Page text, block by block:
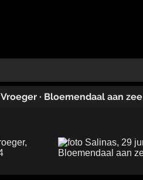
Vroeger · Bloemendaal aan zee